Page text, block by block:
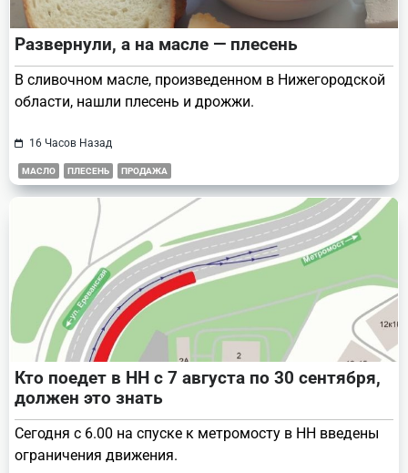
Развернули, а на масле — плесень
В сливочном масле, произведенном в Нижегородской
области, нашли плесень и дрожжи.
16 Часов Назад
МАСЛО ПЛЕСЕНЬ ПРОДАЖА
Кто поедет в НН с 7 августа по 30 сентября,
должен это знать
Сегодня с 6.00 на спуске к метромосту в НН введены
ограничения движения.